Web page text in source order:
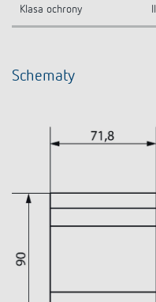
Klasa ochrony
Schematy